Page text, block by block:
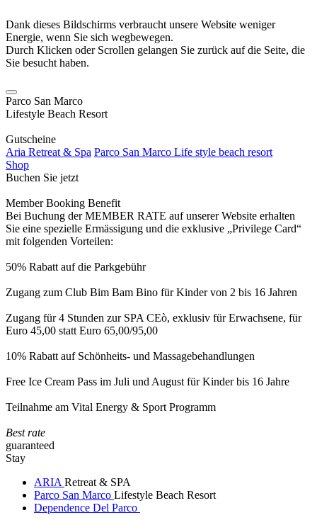
Dank dieses Bildschirms verbraucht unsere Website weniger
Energie, wenn Sie sich wegbewegen.
Durch Klicken oder Scrollen gelangen Sie zurück auf die Seite, die
Sie besucht haben.
Parco San Marco
Lifestyle Beach Resort
Gutscheine
Aria Retreat & Spa Parco San Marco Life style beach resort
Shop
Buchen Sie jetzt
Member Booking Benefit
Bei Buchung der MEMBER RATE auf unserer Website erhalten
Sie eine spezielle Ermässigung und die exklusive „Privilege Card“
mit folgenden Vorteilen:
50% Rabatt auf die Parkgebühr
Zugang zum Club Bim Bam Bino für Kinder von 2 bis 16 Jahren
Zugang für 4 Stunden zur SPA CEò, exklusiv für Erwachsene, für
Euro 45,00 statt Euro 65,00/95,00
10% Rabatt auf Schönheits- und Massagebehandlungen
Free Ice Cream Pass im Juli und August für Kinder bis 16 Jahre
Teilnahme am Vital Energy & Sport Programm
Best rate
guaranteed
Stay
ARIA Retreat & SPA
Parco San Marco Lifestyle Beach Resort
Dependence Del Parco